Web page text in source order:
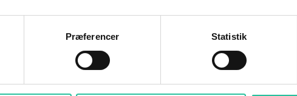
Præferencer Statistik
stærkt i Tejn
fra Gudhjem fik en bøde på 1.500 kr.